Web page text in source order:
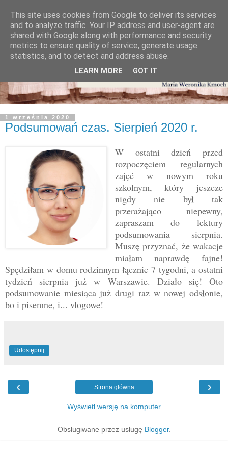
1 września 2020
Podsumowań czas. Sierpień 2020 r.
W ostatni dzień przed
rozpoczęciem regularnych
zajęć w nowym roku
szkolnym, który jeszcze
nigdy nie był tak
przerażająco niepewny,
zapraszam do lektury
podsumowania sierpnia.
Muszę przyznać, że wakacje
miałam naprawdę fajne!
Spędziłam w domu rodzinnym łącznie 7 tygodni, a ostatni
tydzień sierpnia już w Warszawie. Działo się! Oto
podsumowanie miesiąca już drugi raz w nowej odsłonie,
bo i pisemne, i... vlogowe!
Udostępnij
‹ ›
Strona główna
Wyświetl wersję na komputer
Obsługiwane przez usługę Blogger.
This site uses cookies from Google to deliver its services
and to analyze traffic. Your IP address and user-agent are
shared with Google along with performance and security
metrics to ensure quality of service, generate usage
statistics, and to detect and address abuse.
LEARN MORE GOT IT